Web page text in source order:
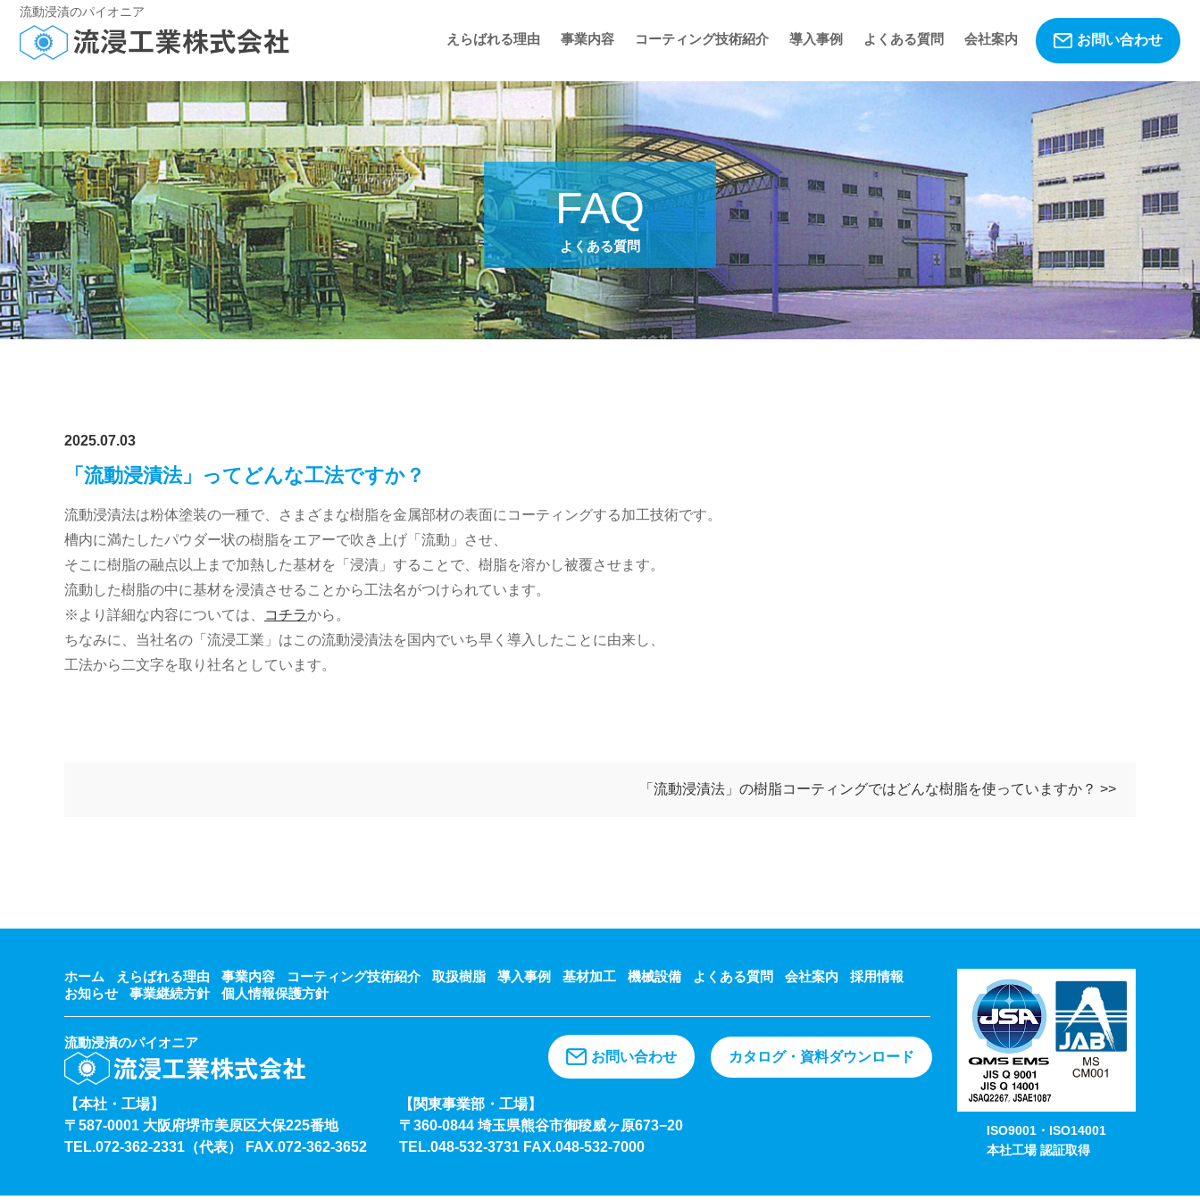
流動浸漬のパイオニア
お問い合わせ
えらばれる理由 事業内容 コーティング技術紹介 導入事例 よくある質問 会社案内
FAQ
よくある質問
2025.07.03
「流動浸漬法」ってどんな工法ですか？
流動浸漬法は粉体塗装の一種で、さまざまな樹脂を金属部材の表面にコーティングする加工技術です。
槽内に満たしたパウダー状の樹脂をエアーで吹き上げ「流動」させ、
そこに樹脂の融点以上まで加熱した基材を「浸漬」することで、樹脂を溶かし被覆させます。
流動した樹脂の中に基材を浸漬させることから工法名がつけられています。
※より詳細な内容については、
コチラから。
ちなみに、当社名の「流浸工業」はこの流動浸漬法を国内でいち早く導入したことに由来し、
工法から二文字を取り社名としています。
「流動浸漬法」の樹脂コーティングではどんな樹脂を使っていますか？ >>
ホーム えらばれる理由 事業内容 コーティング技術紹介 取扱樹脂 導入事例 基材加工 機械設備 よくある質問 会社案内
採用情報
お知らせ
事業継続方針 個人情報保護方針
流動浸漬のパイオニア
お問い合わせ
カタログ・資料ダウンロード
【本社・工場】
〒587-0001 大阪府堺市美原区大保225番地
TEL.072-362-2331（代表）
FAX.072-362-3652
【関東事業部・工場】
〒360-0844 埼玉県熊谷市御稜威ヶ原673−20
TEL.048-532-3731 FAX.048-532-7000
ISO9001・ISO14001
本社工場 認証取得